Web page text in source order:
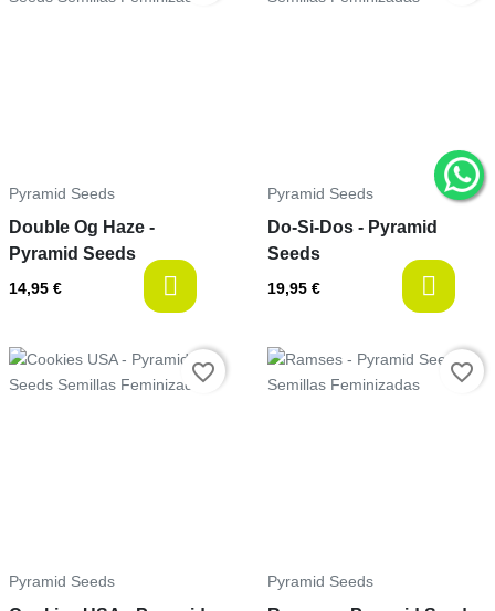
Pyramid Seeds
Double Og Haze -
Pyramid Seeds
14,95 € available
Pyramid Seeds
Do-Si-Dos - Pyramid
Seeds
19,95 €
Precio
Pyramid Seeds
favorite_border Precio
Pyramid Seeds
favorite_border